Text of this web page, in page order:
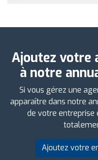
Ajoutez votre
à notre
Si vous gérez une
apparaître dans notre
de votre entreprise
Ajoutez votre